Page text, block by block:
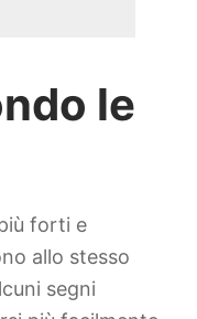
le
forti e
allo stesso
segni